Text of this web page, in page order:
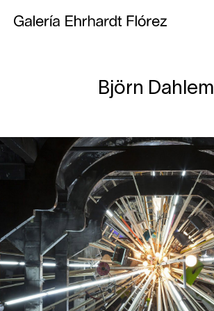
Björn Dahlem